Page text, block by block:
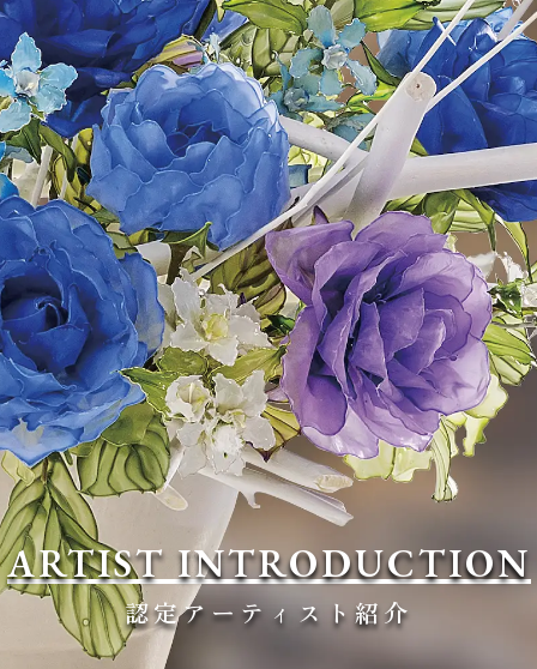
ARTIST INTRODUCTION
認定アーティスト紹介